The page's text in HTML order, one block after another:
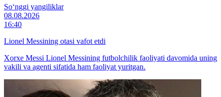
So‘nggi yangiliklar
08.08.2026
16:40
Lionel Messining otasi vafot etdi
Xorxe Messi Lionel Messining futbolchilik faoliyati davomida uning
vakili va agenti sifatida ham faoliyat yuritgan.